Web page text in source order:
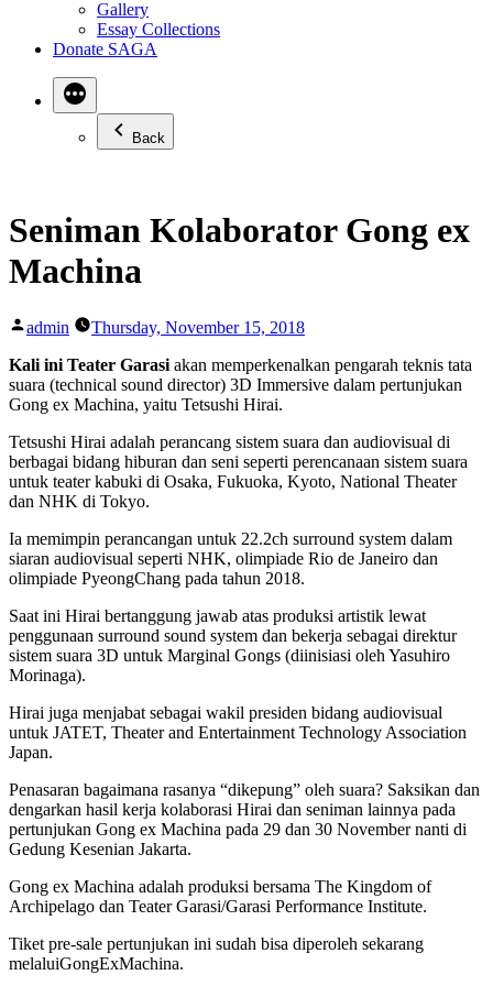
Gallery
Essay Collections
Donate SAGA
Back
Seniman Kolaborator Gong ex
Machina
Posted
admin
Thursday, November 15, 2018
Kali ini Teater Garasi akan memperkenalkan pengarah teknis tata
suara (technical sound director) 3D Immersive dalam pertunjukan
Gong ex Machina, yaitu Tetsushi Hirai.
Tetsushi Hirai adalah perancang sistem suara dan audiovisual di
berbagai bidang hiburan dan seni seperti perencanaan sistem suara
untuk teater kabuki di Osaka, Fukuoka, Kyoto, National Theater
dan NHK di Tokyo.
Ia memimpin perancangan untuk 22.2ch surround system dalam
siaran audiovisual seperti NHK, olimpiade Rio de Janeiro dan
olimpiade PyeongChang pada tahun 2018.
Saat ini Hirai bertanggung jawab atas produksi artistik lewat
penggunaan surround sound system dan bekerja sebagai direktur
sistem suara 3D untuk Marginal Gongs (diinisiasi oleh Yasuhiro
Morinaga).
Hirai juga menjabat sebagai wakil presiden bidang audiovisual
untuk JATET, Theater and Entertainment Technology Association
Japan.
Penasaran bagaimana rasanya “dikepung” oleh suara? Saksikan dan
dengarkan hasil kerja kolaborasi Hirai dan seniman lainnya pada
pertunjukan Gong ex Machina pada 29 dan 30 November nanti di
Gedung Kesenian Jakarta.
Gong ex Machina adalah produksi bersama The Kingdom of
Archipelago dan Teater Garasi/Garasi Performance Institute.
Tiket pre-sale pertunjukan ini sudah bisa diperoleh sekarang
melaluiGongExMachina.